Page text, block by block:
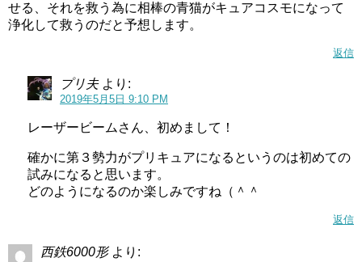
せる、それを救う為に相棒の青猫がキュアコスモになって
浄化して救うのだと予想します。
返信
プリ夫 より:
2019年5月5日 9:10 PM
レーザービームさん、初めまして！
確かに第３勢力がプリキュアになるというのは初めての
試みになると思います。
どのようになるのか楽しみですね（＾＾
返信
西鉄6000形 より: